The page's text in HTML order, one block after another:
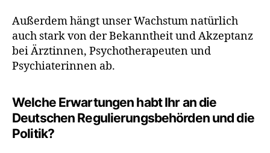
Außerdem hängt unser Wachstum natürlich
auch stark von der Bekanntheit und Akzeptanz
bei Ärztinnen, Psychotherapeuten und
Psychiaterinnen ab.
Welche Erwartungen habt Ihr an die
Deutschen Regulierungsbehörden und die
Politik?